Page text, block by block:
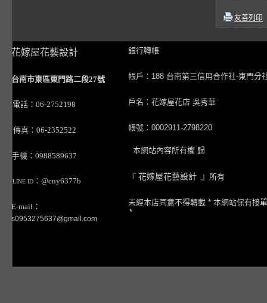
友善列印
花嫁屋花藝設計
台南市東區東門路二段27號
電話：06-2752198
傳真：06-2352522
手機：0988589637
LINE ID ：@cny6377b
E-mail：
s0953275637@gmail.com
銀行轉帳
帳戶：188 台南第三信用合作社-東門分
戶名：花嫁屋花店 吳秀華
帳號：0002911-2798220
本網站內容所有權 歸
『 花嫁屋花藝設計 』所有
未經本店同意不得轉載 * 本網站保有接
*